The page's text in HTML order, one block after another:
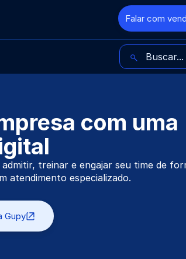
Falar com
Buscar no blog
com uma
treinar e engajar seu time de
atendimento especializado.
Gupy